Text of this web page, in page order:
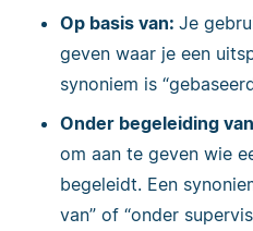
Op basis van: Je
geven waar je een
synoniem is
Onder begeleiding
om aan te geven wie
begeleidt. Een
van” of “onder